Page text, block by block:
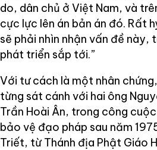
do, dân chủ ở Việt Nam, và
cực lực lên án bản án đó. Rất
sẽ phải nhìn nhận vấn đề này,
phát triển sắp tới.”
Với tư cách là một nhân
từng sát cánh với hai ông
Trần Hoài Ân, trong công
bảo vệ đạo pháp sau năm
Triết, từ Thánh địa Phật Giáo